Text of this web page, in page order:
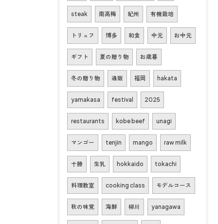
steak 南高梅 紀州 有機栽培
トリュフ 博多 和食 中元 お中元
ギフト 夏の贈り物 お歳暮
冬の贈り物 通販 福岡 hakata
yamakasa festival 2025
restaurants kobe beef unagi
マンゴー tenjin mango raw milk
十勝 生乳 hokkaido tokachi
料理教室 cooking class モデルコース
秋の味覚 海鮮 柳川 yanagawa